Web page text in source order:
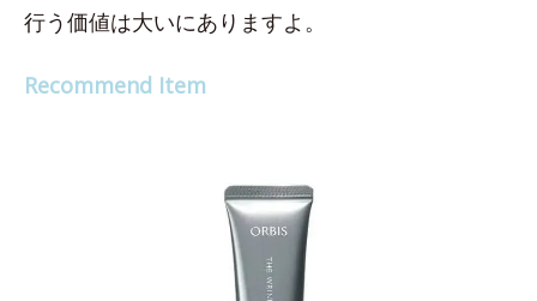
行う価値は大いにありますよ。
Recommend Item